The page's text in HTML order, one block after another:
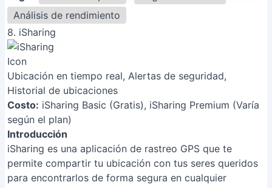
Análisis de rendimiento
8. iSharing
Ubicación en tiempo real, Alertas de seguridad,
Historial de ubicaciones
Costo: iSharing Basic (Gratis), iSharing Premium (Varía
según el plan)
Introducción
iSharing es una aplicación de rastreo GPS que te
permite compartir tu ubicación con tus seres queridos
para encontrarlos de forma segura en cualquier